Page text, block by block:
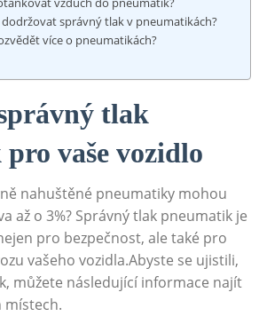
dodržovat​ správný tlak v pneumatikách?
více o pneumatikách?
tlak
vaše vozidlo
nahuštěné pneumatiky ⁢mohou
až o⁢ 3%? Správný tlak pneumatik⁤ je
pro⁣ bezpečnost, ale také pro
vašeho vozidla.Abyste se ujistili,
můžete následující informace najít
místech.